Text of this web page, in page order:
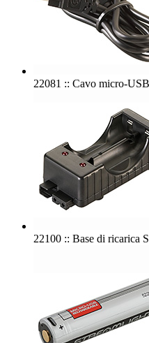
22081 :: Cavo micro-
22100 :: Base di ricarica